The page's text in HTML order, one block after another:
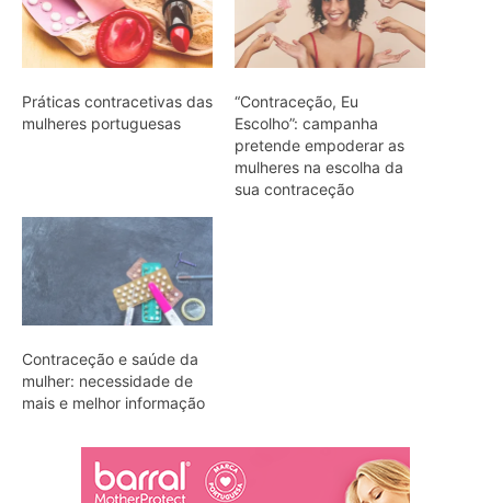
Práticas contracetivas das
mulheres portuguesas
“Contraceção, Eu
Escolho”: campanha
pretende empoderar as
mulheres na escolha da
sua contraceção
Contraceção e saúde da
mulher: necessidade de
mais e melhor informação